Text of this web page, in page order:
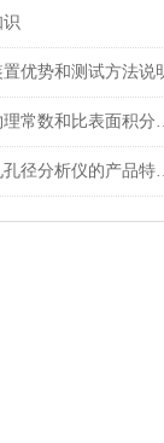
优势和测试方法说
有机化合物的
泡压法滤膜通孔